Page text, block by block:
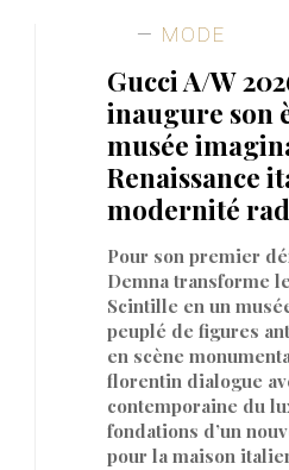
MODE
Gucci A/W
inaugure son
musée
Renaissance
modernité
Pour son premier
Demna transforme
Scintille en un
peuplé de figures
en scène
florentin dialogue
contemporaine du
fondations d’un
pour la maison